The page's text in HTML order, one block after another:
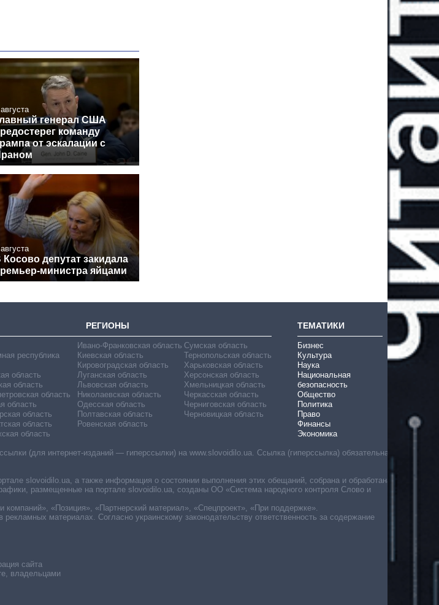
генерал США
команду
от эскалации с
Косово депутат закидала
министра яйцами
РЕГИОНЫ
республика
область
область
область
область
область
область
область
Ивано-Франковская область
Киевская область
Кировоградская область
Луганская область
Львовская область
Николаевская область
Одесская область
Полтавская область
Ровенская область
Сумская область
Тернопольская область
Харьковская область
Херсонская область
Хмельницкая область
Черкасская область
Черниговская область
Черновицкая область
ТЕМАТИКИ
Бизнес
Культура
Наука
Национальная
безопасность
Общество
Политика
Право
Финансы
Экономика
сайта
владельцами
(для интернет-изданий — гиперссылки) на www.slovoidilo.ua. Ссылка (гиперссылка) обязательна
slovoidilo.ua, а также информация о состоянии выполнения этих обещаний, собрана и обработана
размещенные на портале slovoidilo.ua, созданы ОО «Система народного контроля Слово и
«Позиция», «Партнерский материал», «Спецпроект», «При поддержке».
материалах. Согласно украинскому законодательству ответственность за содержание